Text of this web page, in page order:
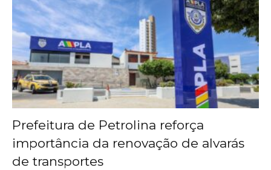
Prefeitura de Petrolina reforça
importância da renovação de alvarás
de transportes